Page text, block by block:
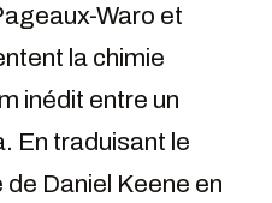
Waro et
la chimie
inédit entre un
En traduisant le
Daniel Keene en